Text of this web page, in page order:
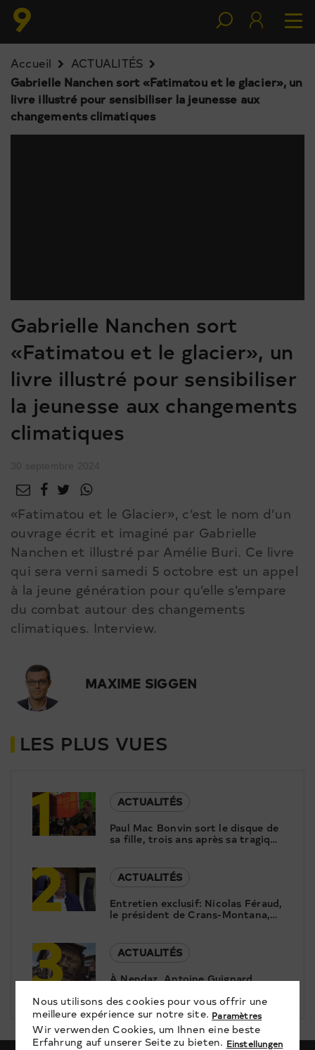
Accueil
ACTUALITÉS
Gabrielle Nanchen sort «Fatimatou et le glacier», un
livre illustré pour sensibiliser la jeunesse aux
changements climatiques
Gabrielle Nanchen sort
«Fatimatou et le glacier», un
livre illustré pour sensibiliser
la jeunesse aux changements
climatiques
«Fatimatou et le Glacier», c’est le nom d’un
ouvrage écrit et imaginé par Gabrielle
Nanchen et illustré par Amélie Buri. Ce livre
qui sera verni samedi 5 octobre est un appel
à la jeune génération pour qu’elle s’empare
du combat autour des changements
climatiques. Interview.
MAXIME SIGGEN
LES PLUS VUES
1
ACTUALITÉS
Paul Mac Bonvin sort le disque de
sa fille, trois ans après sa tragique
2
ACTUALITÉS
Entretien exclusif: Nicolas Féraud,
le président de Crans-Montana,
répond aux questions de Canal9
3
ACTUALITÉS
À Nendaz, Antoine Guignard
le patrimoine
Nous utilisons des cookies pour vous offrir une
meilleure expérience sur notre site. Paramètres
Wir verwenden Cookies, um Ihnen eine beste
Erfahrung auf unserer Seite zu bieten. Einstellungen